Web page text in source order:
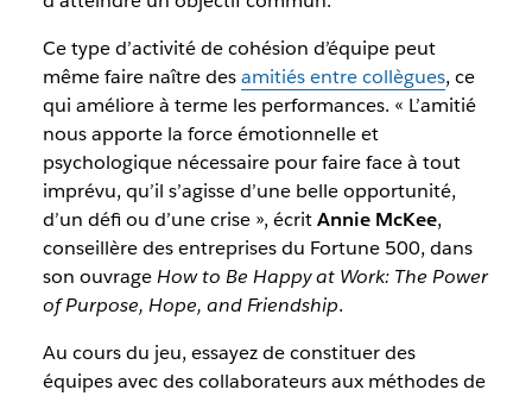
Ce type d’activité de cohésion d’équipe peut
même faire naître desamitiés entre collègues, ce
qui améliore à terme les performances. « L’amitié
nous apporte la force émotionnelle et
psychologique nécessaire pour faire face à tout
imprévu, qu’il s’agisse d’une belle opportunité,
d’un défi ou d’une crise », écritAnnie McKee,
conseillère des entreprises du Fortune 500, dans
son ouvrageHow to Be Happy at Work: The Power
of Purpose, Hope, and Friendship.
Au cours du jeu, essayez de constituer des
équipes avec des collaborateurs aux méthodes de